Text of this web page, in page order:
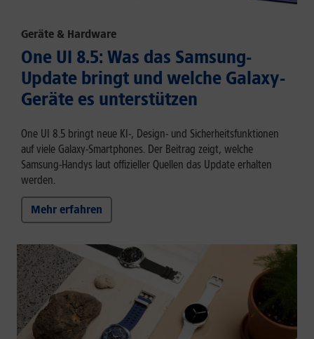
Geräte & Hardware
One UI 8.5: Was das Samsung-
Update bringt und welche Galaxy-
Geräte es unterstützen
One UI 8.5 bringt neue KI-, Design- und Sicherheitsfunktionen
auf viele Galaxy-Smartphones. Der Beitrag zeigt, welche
Samsung-Handys laut offizieller Quellen das Update erhalten
werden.
Mehr erfahren